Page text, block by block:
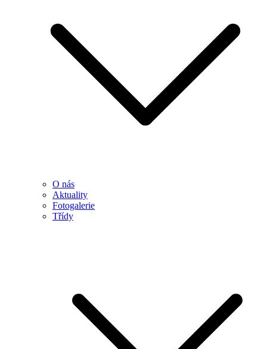
O nás
Aktuality
Fotogalerie
Třídy